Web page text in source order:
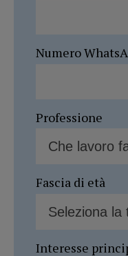
Numero
Professione
Fascia di età
Interesse